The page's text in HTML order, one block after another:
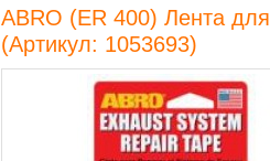
ABRO (ER 400) Лента
(Артикул: 1053693)